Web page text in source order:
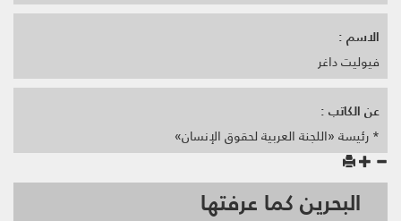
الاسم :
فيوليت داغر
عن الكاتب :
* رئيسة «اللجنة العربية لحقوق الإنسان»
البحرين كما عرفتها